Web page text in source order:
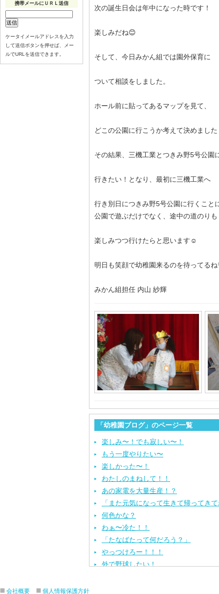
次の誕生日会は年中になった時です！
楽しみだね😊
そして、今日みかん組では園外保育に
ついて相談をしました。
ホール前に貼ってあるマップを見て、
どこの公園に行こうか考えて決めました
その結果、三機工業とつきみ野5号公園
行きたい！となり、最初に三機工業へ
行き別日につきみ野5号公園に行くこ
公園で遊ぶだけでなく、途中の道のりも
楽しみつつ行けたらと思います☺️
明日も笑顔で幼稚園来るのを待ってる
みかん組担任 内山 紗輝
「幼稚園ブログ」のページ一覧
楽しみ〜！でも寂しい〜！
もう一度やりたい〜
楽しかった〜！
わたしのまねして！！
あの家電を大量生産！？
「また元気になって生きて帰ってき
何色かな？
わぁ〜冷た！！
「たなばたって何だろう？」
やっつけろー！！！
外で野球したい！
携帯メールにＵＲＬ送信
ケータイメールアドレスを入力
して送信ボタンを押せば、メー
ルでURLを送信できます。
会社概要 個人情報保護方針